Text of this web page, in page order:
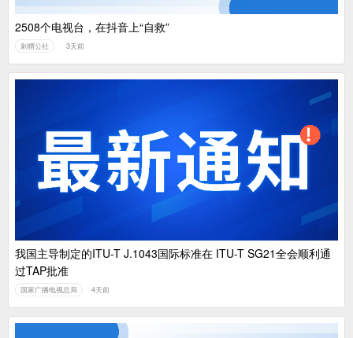
2508个电视台，在抖音上“自救”
刺猬公社 3天前
我国主导制定的ITU-T J.1043国际标准在 ITU-T SG21全会顺利通
过TAP批准
国家广播电视总局 4天前